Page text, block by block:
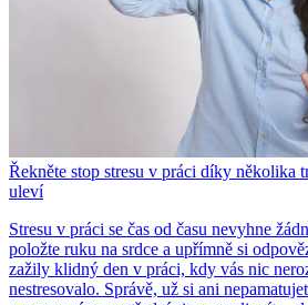
Řekněte stop stresu v práci díky několika
uleví
Stresu v práci se čas od času nevyhne
položte ruku na srdce a upřímně si
zažily klidný den v práci, kdy vás nic
nestresovalo. Správě, už si ani